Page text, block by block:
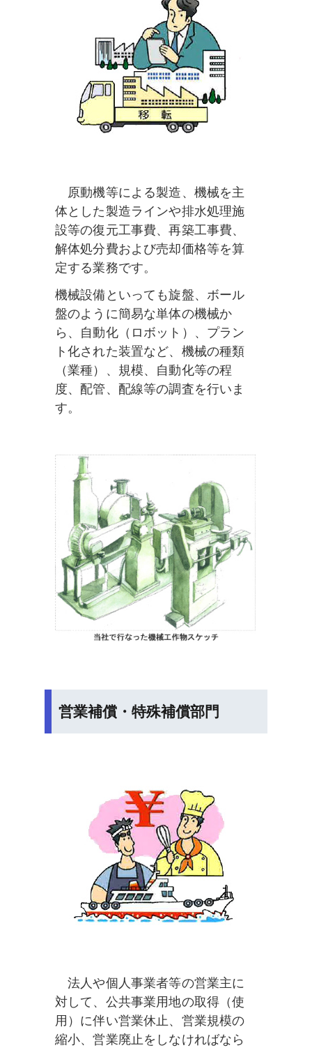
原動機等による製造、機械を主
体とした製造ラインや排水処理施
設等の復元工事費、再築工事費、
解体処分費および売却価格等を算
定する業務です。
機械設備といっても旋盤、ボール
盤のように簡易な単体の機械か
ら、自動化（ロボット）、プラン
ト化された装置など、機械の種類
（業種）、規模、自動化等の程
度、配管、配線等の調査を行いま
す。
営業補償・特殊補償部門
法人や個人事業者等の営業主に
対して、公共事業用地の取得（使
用）に伴い営業休止、営業規模の
縮小、営業廃止をしなければなら